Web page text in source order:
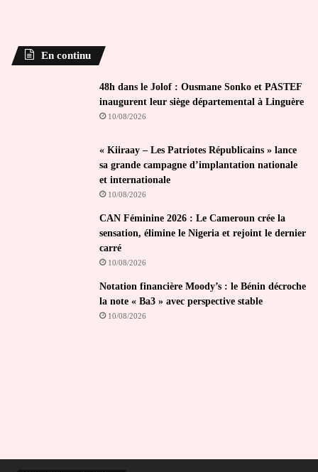
En continu
48h dans le Jolof : Ousmane Sonko et PASTEF
inaugurent leur siège départemental à Linguère
10/08/2026
« Kiiraay – Les Patriotes Républicains » lance
sa grande campagne d’implantation nationale
et internationale
10/08/2026
CAN Féminine 2026 : Le Cameroun crée la
sensation, élimine le Nigeria et rejoint le dernier
carré
10/08/2026
Notation financière Moody’s : le Bénin décroche
la note « Ba3 » avec perspective stable
10/08/2026